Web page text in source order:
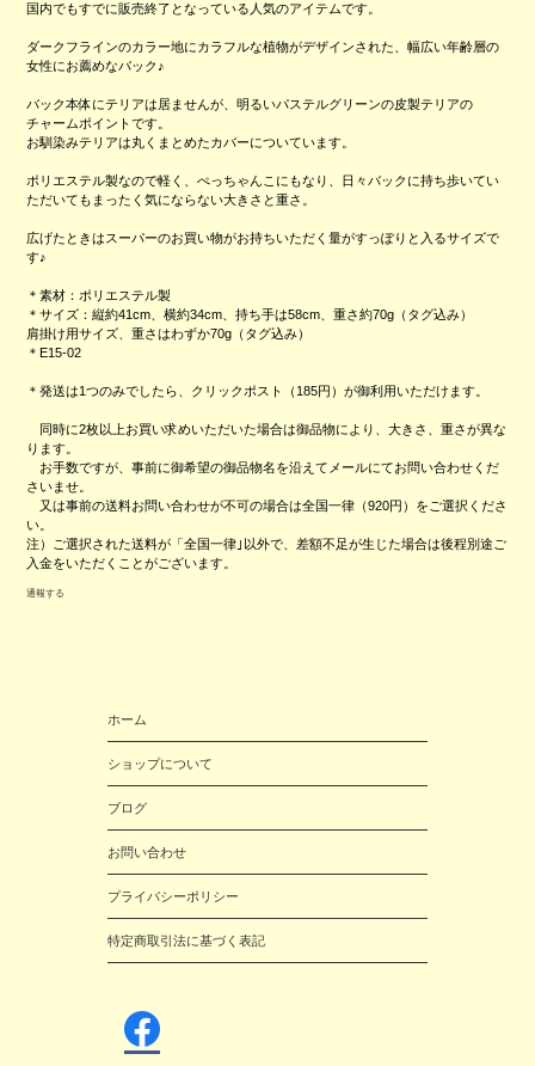
国内でもすでに販売終了となっている人気のアイテムです。
ダークフラインのカラー地にカラフルな植物がデザインされた、幅広い年齢層の
女性にお薦めなバック♪
バック本体にテリアは居ませんが、明るいパステルグリーンの皮製テリアの
チャームポイントです。
お馴染みテリアは丸くまとめたカバーについています。
ポリエステル製なので軽く、ぺっちゃんこにもなり、日々バックに持ち歩いてい
ただいてもまったく気にならない大きさと重さ。
広げたときはスーパーのお買い物がお持ちいただく量がすっぽりと入るサイズで
す♪
＊素材：ポリエステル製
＊サイズ：縦約41cm、横約34cm、持ち手は58cm、重さ約70g（タグ込み）
肩掛け用サイズ、重さはわずか70g（タグ込み）
＊E15-02
＊発送は1つのみでしたら、クリックポスト（185円）が御利用いただけます。
同時に2枚以上お買い求めいただいた場合は御品物により、大きさ、重さが異な
ります。
お手数ですが、事前に御希望の御品物名を沿えてメールにてお問い合わせくだ
さいませ。
又は事前の送料お問い合わせが不可の場合は全国一律（920円）をご選択くださ
い。
注）ご選択された送料が「全国一律｣以外で、差額不足が生じた場合は後程別途ご
入金をいただくことがございます。
通報する
ホーム
ショップについて
ブログ
お問い合わせ
プライバシーポリシー
特定商取引法に基づく表記